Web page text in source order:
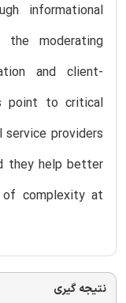
informational
the moderating
and client-
point to critical
service providers
they help better
complexity at
نتیجه گیری